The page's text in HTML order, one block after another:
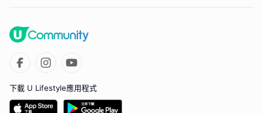
下載 U Lifestyle應用程式